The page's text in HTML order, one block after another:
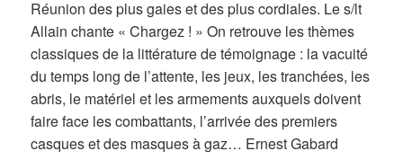
Réunion des plus gaies et des plus cordiales. Le s/lt
Allain chante « Chargez ! » On retrouve les thèmes
classiques de la littérature de témoignage : la vacuité
du temps long de l’attente, les jeux, les tranchées, les
abris, le matériel et les armements auxquels doivent
faire face les combattants, l’arrivée des premiers
casques et des masques à gaz… Ernest Gabard